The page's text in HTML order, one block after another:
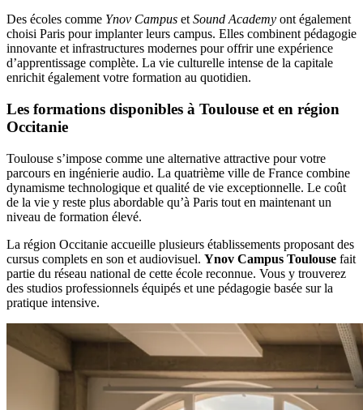
Des écoles comme Ynov Campus et Sound Academy ont également
choisi Paris pour implanter leurs campus. Elles combinent pédagogie
innovante et infrastructures modernes pour offrir une expérience
d’apprentissage complète. La vie culturelle intense de la capitale
enrichit également votre formation au quotidien.
Les formations disponibles à Toulouse et en région
Occitanie
Toulouse s’impose comme une alternative attractive pour votre
parcours en ingénierie audio. La quatrième ville de France combine
dynamisme technologique et qualité de vie exceptionnelle. Le coût
de la vie y reste plus abordable qu’à Paris tout en maintenant un
niveau de formation élevé.
La région Occitanie accueille plusieurs établissements proposant des
cursus complets en son et audiovisuel. Ynov Campus Toulouse fait
partie du réseau national de cette école reconnue. Vous y trouverez
des studios professionnels équipés et une pédagogie basée sur la
pratique intensive.